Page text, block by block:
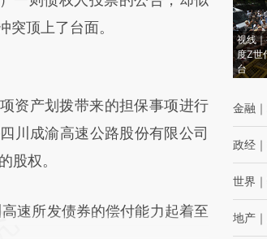
真实意图存在偏差。不代表财
突顶上了台面。
产划拨带来的担保事项进行
川成渝高速公路股份有限公司
股权。
速所发债券的偿付能力起着至
视线
度Z世
台
金融 ｜
政经 ｜
世界 ｜
地产 ｜